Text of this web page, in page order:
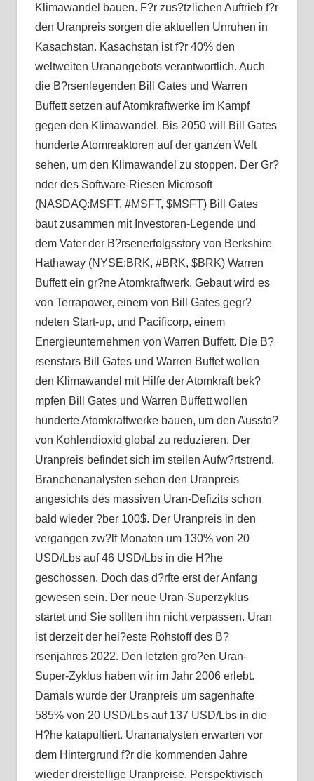
Klimawandel bauen. F?r zus?tzlichen Auftrieb f?r
den Uranpreis sorgen die aktuellen Unruhen in
Kasachstan. Kasachstan ist f?r 40% den
weltweiten Uranangebots verantwortlich. Auch
die B?rsenlegenden Bill Gates und Warren
Buffett setzen auf Atomkraftwerke im Kampf
gegen den Klimawandel. Bis 2050 will Bill Gates
hunderte Atomreaktoren auf der ganzen Welt
sehen, um den Klimawandel zu stoppen. Der Gr?
nder des Software-Riesen Microsoft
(NASDAQ:MSFT, #MSFT, $MSFT) Bill Gates
baut zusammen mit Investoren-Legende und
dem Vater der B?rsenerfolgsstory von Berkshire
Hathaway (NYSE:BRK, #BRK, $BRK) Warren
Buffett ein gr?ne Atomkraftwerk. Gebaut wird es
von Terrapower, einem von Bill Gates gegr?
ndeten Start-up, und Pacificorp, einem
Energieunternehmen von Warren Buffett. Die B?
rsenstars Bill Gates und Warren Buffet wollen
den Klimawandel mit Hilfe der Atomkraft bek?
mpfen Bill Gates und Warren Buffett wollen
hunderte Atomkraftwerke bauen, um den Aussto?
von Kohlendioxid global zu reduzieren. Der
Uranpreis befindet sich im steilen Aufw?rtstrend.
Branchenanalysten sehen den Uranpreis
angesichts des massiven Uran-Defizits schon
bald wieder ?ber 100$. Der Uranpreis in den
vergangen zw?lf Monaten um 130% von 20
USD/Lbs auf 46 USD/Lbs in die H?he
geschossen. Doch das d?rfte erst der Anfang
gewesen sein. Der neue Uran-Superzyklus
startet und Sie sollten ihn nicht verpassen. Uran
ist derzeit der hei?este Rohstoff des B?
rsenjahres 2022. Den letzten gro?en Uran-
Super-Zyklus haben wir im Jahr 2006 erlebt.
Damals wurde der Uranpreis um sagenhafte
585% von 20 USD/Lbs auf 137 USD/Lbs in die
H?he katapultiert. Urananalysten erwarten vor
dem Hintergrund f?r die kommenden Jahre
wieder dreistellige Uranpreise. Perspektivisch